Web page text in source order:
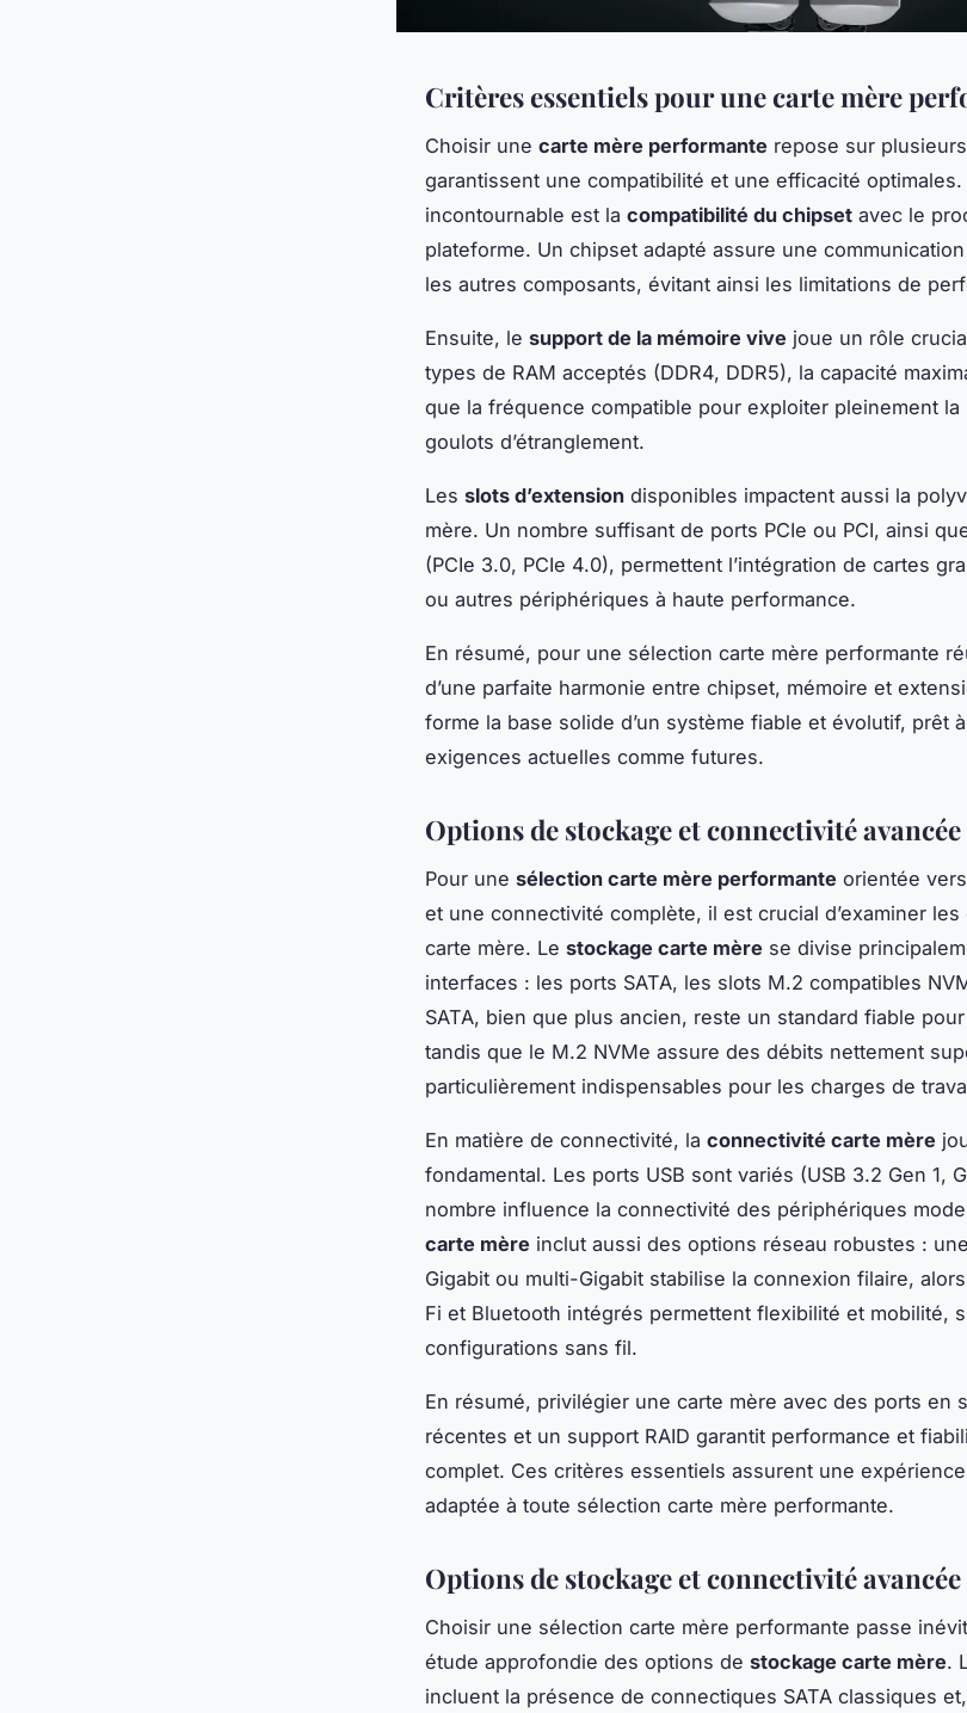
Critères essentiels pour une carte mère
Choisir une carte mère performante repose sur
garantissent une compatibilité et une efficacité
incontournable est la compatibilité du chipset avec le
plateforme. Un chipset adapté assure une
les autres composants, évitant ainsi les limitations de
Ensuite, le support de la mémoire vive joue un rôle
types de RAM acceptés (DDR4, DDR5), la capacité
que la fréquence compatible pour exploiter pleinement la
goulots d’étranglement.
Les slots d’extension disponibles impactent aussi la
mère. Un nombre suffisant de ports PCIe ou PCI, ainsi
(PCIe 3.0, PCIe 4.0), permettent l’intégration de cartes
ou autres périphériques à haute performance.
En résumé, pour une sélection carte mère performante
d’une parfaite harmonie entre chipset, mémoire et
forme la base solide d’un système fiable et évolutif, prêt
exigences actuelles comme futures.
Options de stockage et connectivité avancée
Pour une sélection carte mère performante orientée
et une connectivité complète, il est crucial d’examiner
carte mère. Le stockage carte mère se divise
interfaces : les ports SATA, les slots M.2 compatibles
SATA, bien que plus ancien, reste un standard fiable
tandis que le M.2 NVMe assure des débits nettement
particulièrement indispensables pour les charges de
En matière de connectivité, la connectivité carte mère
fondamental. Les ports USB sont variés (USB 3.2 Gen 1,
nombre influence la connectivité des périphériques
carte mère inclut aussi des options réseau robustes :
Gigabit ou multi-Gigabit stabilise la connexion filaire,
Fi et Bluetooth intégrés permettent flexibilité et mobilité,
configurations sans fil.
En résumé, privilégier une carte mère avec des ports en
récentes et un support RAID garantit performance et
complet. Ces critères essentiels assurent une
adaptée à toute sélection carte mère performante.
Options de stockage et connectivité avancée
Choisir une sélection carte mère performante passe
étude approfondie des options de stockage carte mère.
incluent la présence de connectiques SATA classiques